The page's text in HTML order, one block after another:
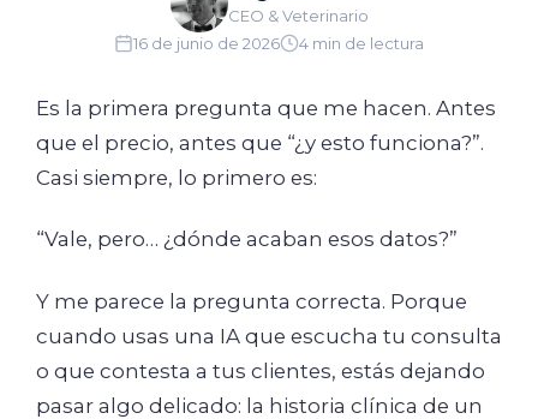
CEO & Veterinario
16 de junio de 2026
4 min de lectura
Es la primera pregunta que me hacen. Antes
que el precio, antes que “¿y esto funciona?”.
Casi siempre, lo primero es:
“Vale, pero… ¿dónde acaban esos datos?”
Y me parece la pregunta correcta. Porque
cuando usas una IA que escucha tu consulta
o que contesta a tus clientes, estás dejando
pasar algo delicado: la historia clínica de un